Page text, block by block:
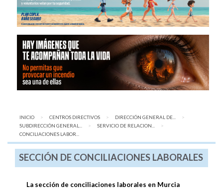
INICIO CENTROS DIRECTIVOS
DIRECCIÓN GENERAL DE...
SUBDIRECCIÓN GENERAL...
SERVICIO DE RELACION...
AQUÍ:
CONCILIACIONES LABOR...
SECCIÓN DE CONCILIACIONES LABORALES
La sección de conciliaciones laborales en Murcia